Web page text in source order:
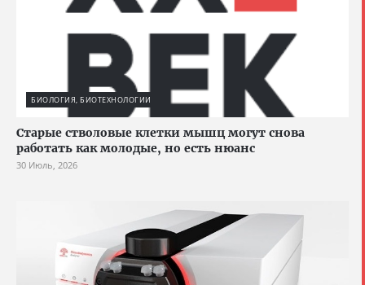
БИОЛОГИЯ, БИОТЕХНОЛОГИИ
Старые стволовые клетки мышц могут снова
работать как молодые, но есть нюанс
30 Июль, 2026